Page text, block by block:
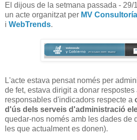
El dijous de la setmana passada - 29/
un acte organitzat per MV Consultoría
i WebTrends.
L'acte estava pensat només per
de fet, estava dirigit a donar respostes
responsables d'indicadors respecte a
d'ús dels serveis d'administració
quedar-nos només amb les dades de
les que actualment es donen).